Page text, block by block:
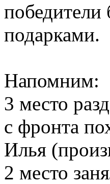
подарками.
Напомним:
3 место
с фронта
Илья
2 место